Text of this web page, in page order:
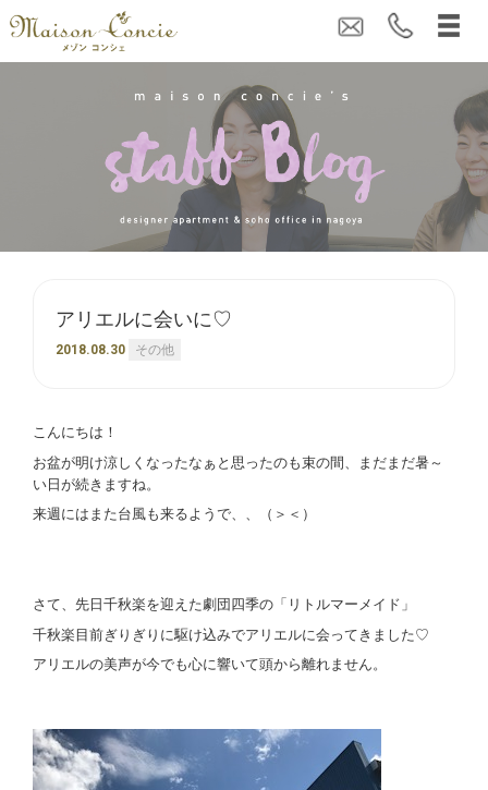
アリエルに会いに♡
2018.08.30 その他
こんにちは！
お盆が明け涼しくなったなぁと思ったのも束の間、まだまだ暑～
い日が続きますね。
来週にはまた台風も来るようで、、（＞＜）
さて、先日千秋楽を迎えた劇団四季の「リトルマーメイド」
千秋楽目前ぎりぎりに駆け込みでアリエルに会ってきました♡
アリエルの美声が今でも心に響いて頭から離れません。